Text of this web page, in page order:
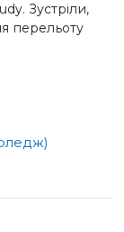
Зустріли,
перельоту